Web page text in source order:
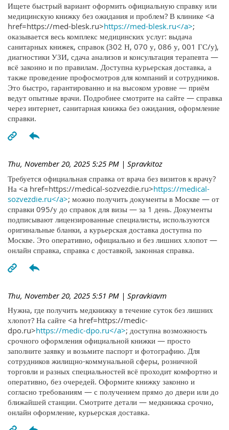
Ищете быстрый вариант оформить официальную справку или
медицинскую книжку без ожидания и проблем? В клинике <a
href=https://med-blesk.ru>https://med-blesk.ru</a>;
оказывается весь комплекс медицинских услуг: выдача
санитарных книжек, справок (302 Н, 070 у, 086 у, 001 ГС/у),
диагностики УЗИ, сдача анализов и консультация терапевта —
всё законно и по правилам. Доступна курьерская доставка, а
также проведение профосмотров для компаний и сотрудников.
Это быстро, гарантированно и на высоком уровне — приём
ведут опытные врачи. Подробнее смотрите на сайте — справка
через интернет, санитарная книжка без ожидания, оформление
справки.
Thu, November 20, 2025 5:25 PM | Spravkitoz
Требуется официальная справка от врача без визитов к врачу?
На <a href=https://medical-sozvezdie.ru>https://medical-
sozvezdie.ru</a>; можно получить документы в Москве — от
справки 095/у до справок для визы — за 1 день. Документы
подписывают лицензированные специалисты, используются
оригинальные бланки, а курьерская доставка доступна по
Москве. Это оперативно, официально и без лишних хлопот —
онлайн справка, справка с доставкой, законная справка.
Thu, November 20, 2025 5:51 PM | Spravkiavm
Нужна, где получить медкнижку в течение суток без лишних
хлопот? На сайте <a href=https://medic-
dpo.ru>https://medic-dpo.ru</a>; доступна возможность
срочного оформления официальной книжки — просто
заполните заявку и возьмите паспорт и фотографию. Для
сотрудников жилищно-коммунальной сферы, розничной
торговли и разных специальностей всё проходит комфортно и
оперативно, без очередей. Оформите книжку законно и
согласно требованиям — с получением прямо до двери или до
ближайшей станции. Смотрите детали — медкнижка срочно,
онлайн оформление, курьерская доставка.